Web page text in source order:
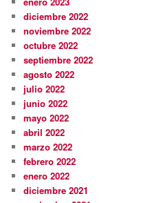
diciembre 2022
noviembre 2022
octubre 2022
septiembre 2022
agosto 2022
julio 2022
junio 2022
mayo 2022
abril 2022
marzo 2022
febrero 2022
enero 2022
diciembre 2021